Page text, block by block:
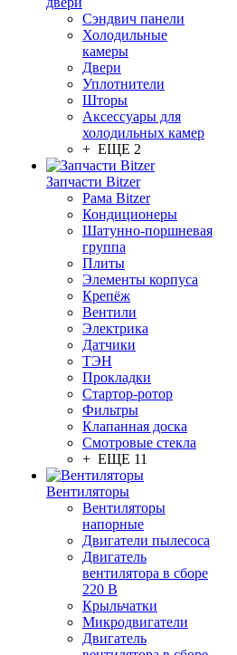
Сэндвич панели
Холодильные
камеры
Двери
Уплотнители
Шторы
Аксессуары для
холодильных камер
+ ЕЩЕ 2
Запчасти Bitzer
Рама Bitzer
Кондиционеры
Шатунно-поршневая
группа
Плиты
Элементы корпуса
Крепёж
Вентили
Электрика
Датчики
ТЭН
Прокладки
Стартор-ротор
Фильтры
Клапанная доска
Смотровые стекла
+ ЕЩЕ 11
Вентиляторы
Вентиляторы
напорные
Двигатели пылесоса
Двигатель
вентилятора в сборе
220 В
Крыльчатки
Микродвигатели
Двигатель